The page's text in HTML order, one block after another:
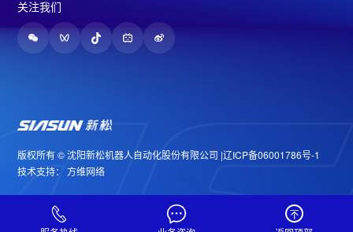
版权所有 © 沈阳新松机器人自动化股份有限公司 |辽ICP备06001786号-1
技术支持：
方维网络
关注我们